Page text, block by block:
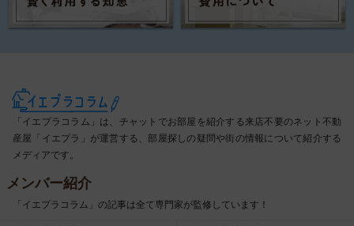
「イエプラコラム」は、チャットでお部屋を紹介する来店不要のネット不動
産屋「イエプラ」が運営する、部屋探しの疑問や街の情報について紹介する
メディアです。
メンバー紹介
「イエプラコラム」の記事は全て専門家が監修しています！